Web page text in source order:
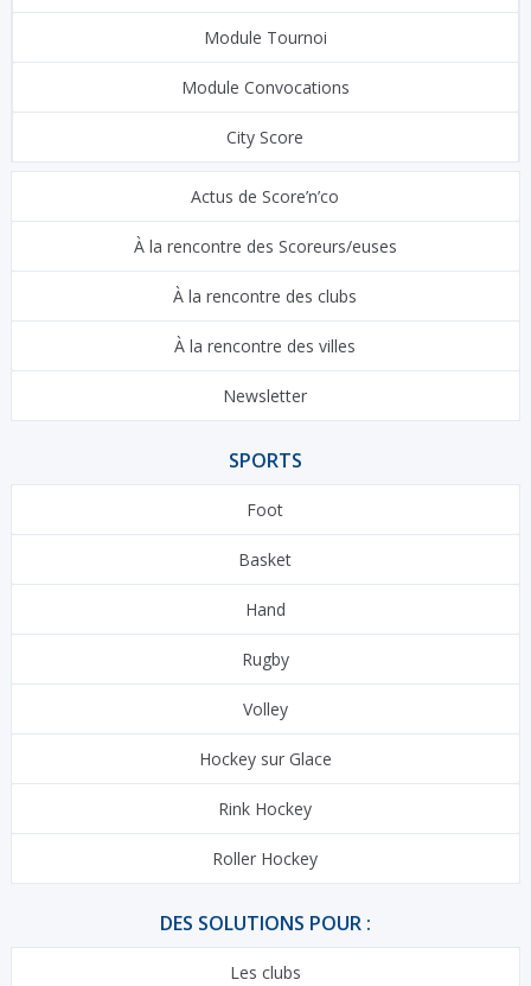
Module Tournoi
Module Convocations
City Score
Actus de Score’n’co
À la rencontre des Scoreurs/euses
À la rencontre des clubs
À la rencontre des villes
Newsletter
SPORTS
Foot
Basket
Hand
Rugby
Volley
Hockey sur Glace
Rink Hockey
Roller Hockey
DES SOLUTIONS POUR :
Les clubs